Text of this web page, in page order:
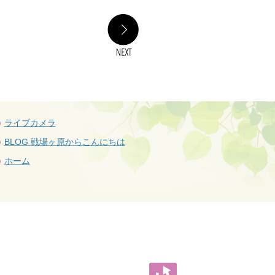
ライブカメラ
BLOG 戦場ヶ原からこんにちは
ホーム